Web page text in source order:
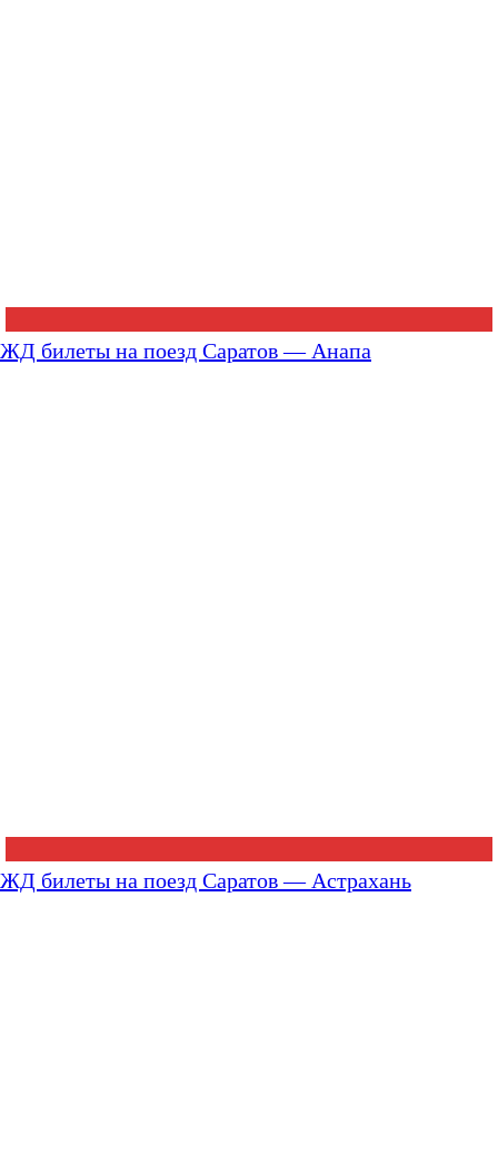
ЖД билеты на поезд Саратов — Анапа
ЖД билеты на поезд Саратов — Астрахань